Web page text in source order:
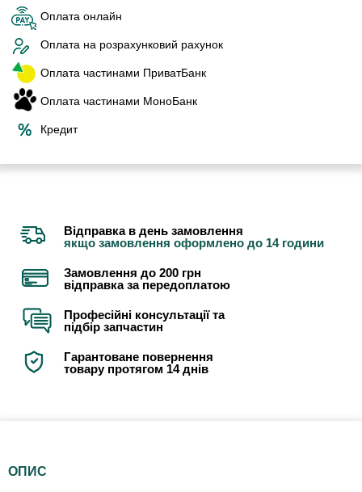
Оплата онлайн
Оплата на розрахунковий рахунок
Оплата частинами ПриватБанк
Оплата частинами МоноБанк
Кредит
Відправка в день замовлення
якщо замовлення оформлено до 14 години
Замовлення до 200 грн
відправка за передоплатою
Професійні консультації та
підбір запчастин
Гарантоване повернення
товару протягом 14 днів
ОПИС